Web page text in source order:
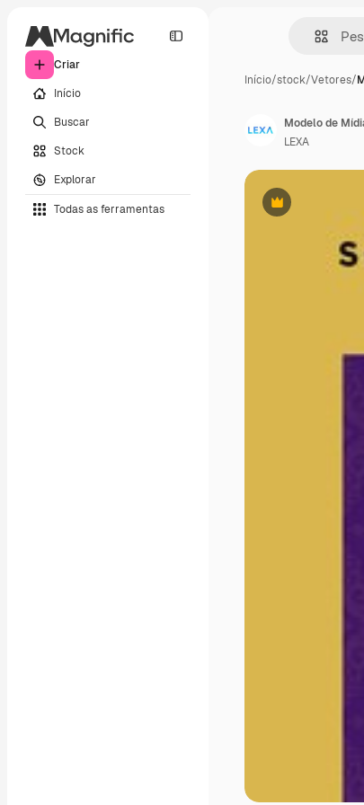
Criar
Início
Buscar
Stock
Explorar
Todas as ferramentas
Início/stock/Vetores/
Premium
Modelo de
LEXA